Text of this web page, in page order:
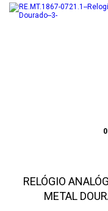
RELÓGIO
METAL